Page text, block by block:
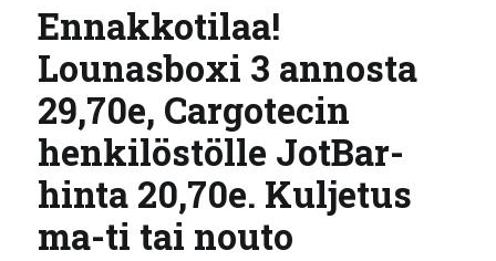
Ennakkotilaa!
Lounasboxi 3 annosta
29,70e, Cargotecin
henkilöstölle JotBar-
hinta 20,70e. Kuljetus
ma-ti tai nouto